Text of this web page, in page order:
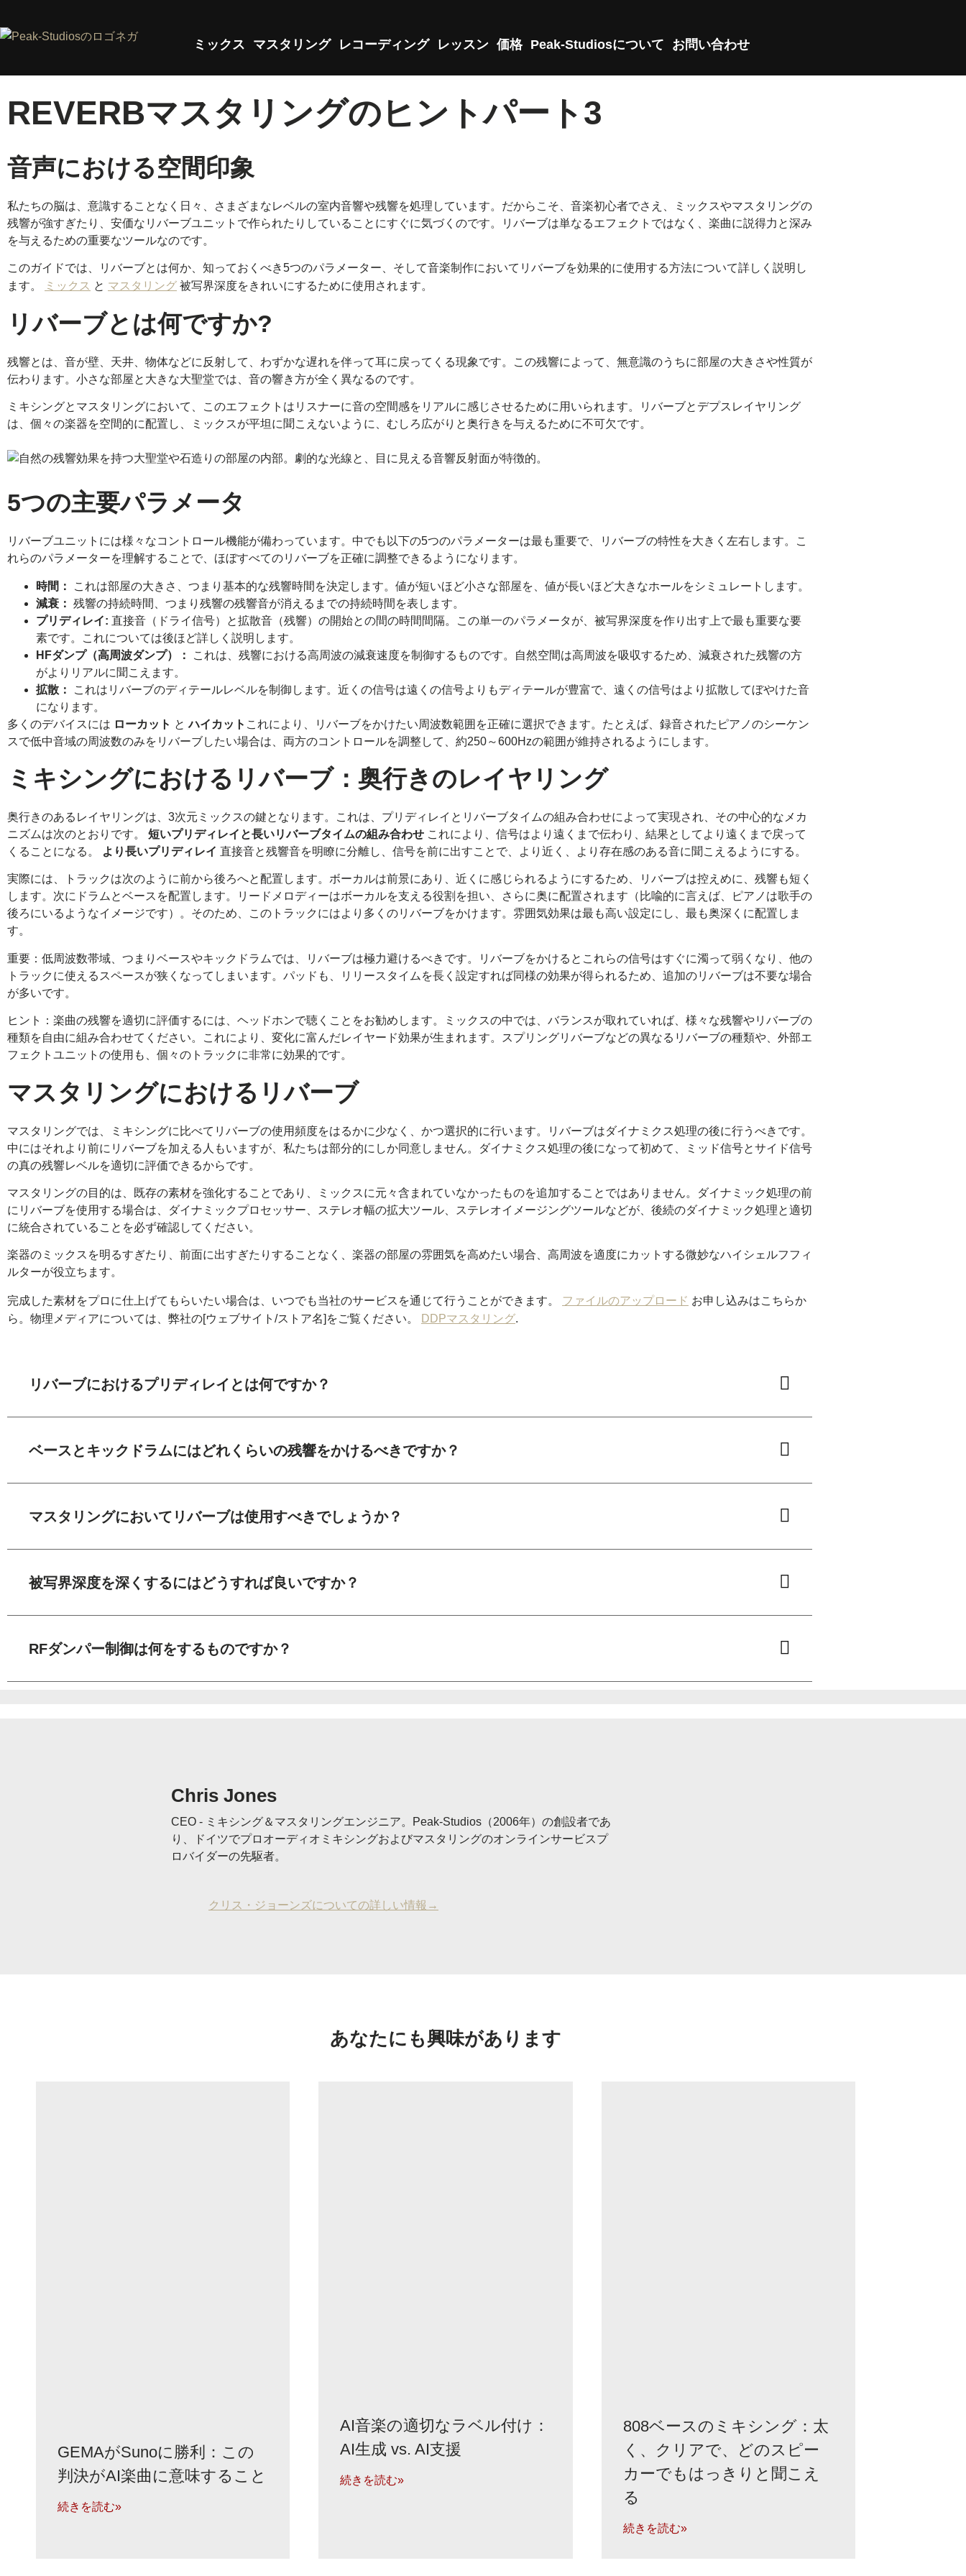
ミックス マスタリング レコーディング レッスン 価格 Peak-Studiosについて お問い合わせ
REVERBマスタリングのヒントパート3
音声における空間印象
私たちの脳は、意識することなく日々、さまざまなレベルの室内音響や残響を処理しています。だからこそ、音楽初心者でさえ、ミックスやマスタリングの
残響が強すぎたり、安価なリバーブユニットで作られたりしていることにすぐに気づくのです。リバーブは単なるエフェクトではなく、楽曲に説得力と深み
を与えるための重要なツールなのです。
このガイドでは、リバーブとは何か、知っておくべき5つのパラメーター、そして音楽制作においてリバーブを効果的に使用する方法について詳しく説明し
ます。
ミックス と マスタリング 被写界深度をきれいにするために使用されます。
リバーブとは何ですか?
残響とは、音が壁、天井、物体などに反射して、わずかな遅れを伴って耳に戻ってくる現象です。この残響によって、無意識のうちに部屋の大きさや性質が
伝わります。小さな部屋と大きな大聖堂では、音の響き方が全く異なるのです。
ミキシングとマスタリングにおいて、このエフェクトはリスナーに音の空間感をリアルに感じさせるために用いられます。リバーブとデプスレイヤリング
は、個々の楽器を空間的に配置し、ミックスが平坦に聞こえないように、むしろ広がりと奥行きを与えるために不可欠です。
5つの主要パラメータ
リバーブユニットには様々なコントロール機能が備わっています。中でも以下の5つのパラメーターは最も重要で、リバーブの特性を大きく左右します。こ
れらのパラメーターを理解することで、ほぼすべてのリバーブを正確に調整できるようになります。
時間：
これは部屋の大きさ、つまり基本的な残響時間を決定します。値が短いほど小さな部屋を、値が長いほど大きなホールをシミュレートします。
減衰： 残響の持続時間、つまり残響の残響音が消えるまでの持続時間を表します。
プリディレイ: 直接音（ドライ信号）と拡散音（残響）の開始との間の時間間隔。この単一のパラメータが、被写界深度を作り出す上で最も重要な要
素です。これについては後ほど詳しく説明します。
HFダンプ（高周波ダンプ）：
これは、残響における高周波の減衰速度を制御するものです。自然空間は高周波を吸収するため、減衰された残響の方
がよりリアルに聞こえます。
拡散：
これはリバーブのディテールレベルを制御します。近くの信号は遠くの信号よりもディテールが豊富で、遠くの信号はより拡散してぼやけた音
になります。
多くのデバイスには ローカット とハイカット これにより、リバーブをかけたい周波数範囲を正確に選択できます。たとえば、録音されたピアノのシーケン
スで低中音域の周波数のみをリバーブしたい場合は、両方のコントロールを調整して、約250～600Hzの範囲が維持されるようにします。
ミキシングにおけるリバーブ：奥行きのレイヤリング
奥行きのあるレイヤリングは、3次元ミックスの鍵となります。これは、プリディレイとリバーブタイムの組み合わせによって実現され、その中心的なメカ
ニズムは次のとおりです。 短いプリディレイと長いリバーブタイムの組み合わせ これにより、信号はより遠くまで伝わり、結果としてより遠くまで戻って
くることになる。
より長いプリディレイ 直接音と残響音を明瞭に分離し、信号を前に出すことで、より近く、より存在感のある音に聞こえるようにする。
実際には、トラックは次のように前から後ろへと配置します。ボーカルは前景にあり、近くに感じられるようにするため、リバーブは控えめに、残響も短く
します。次にドラムとベースを配置します。リードメロディーはボーカルを支える役割を担い、さらに奥に配置されます（比喩的に言えば、ピアノは歌手の
後ろにいるようなイメージです）。そのため、このトラックにはより多くのリバーブをかけます。雰囲気効果は最も高い設定にし、最も奥深くに配置しま
す。
重要：低周波数帯域、つまりベースやキックドラムでは、リバーブは極力避けるべきです。リバーブをかけるとこれらの信号はすぐに濁って弱くなり、他の
トラックに使えるスペースが狭くなってしまいます。パッドも、リリースタイムを長く設定すれば同様の効果が得られるため、追加のリバーブは不要な場合
が多いです。
ヒント：楽曲の残響を適切に評価するには、ヘッドホンで聴くことをお勧めします。ミックスの中では、バランスが取れていれば、様々な残響やリバーブの
種類を自由に組み合わせてください。これにより、変化に富んだレイヤード効果が生まれます。スプリングリバーブなどの異なるリバーブの種類や、外部エ
フェクトユニットの使用も、個々のトラックに非常に効果的です。
マスタリングにおけるリバーブ
マスタリングでは、ミキシングに比べてリバーブの使用頻度をはるかに少なく、かつ選択的に行います。リバーブはダイナミクス処理の後に行うべきです。
中にはそれより前にリバーブを加える人もいますが、私たちは部分的にしか同意しません。ダイナミクス処理の後になって初めて、ミッド信号とサイド信号
の真の残響レベルを適切に評価できるからです。
マスタリングの目的は、既存の素材を強化することであり、ミックスに元々含まれていなかったものを追加することではありません。ダイナミック処理の前
にリバーブを使用する場合は、ダイナミックプロセッサー、ステレオ幅の拡大ツール、ステレオイメージングツールなどが、後続のダイナミック処理と適切
に統合されていることを必ず確認してください。
楽器のミックスを明るすぎたり、前面に出すぎたりすることなく、楽器の部屋の雰囲気を高めたい場合、高周波を適度にカットする微妙なハイシェルフフィ
ルターが役立ちます。
完成した素材をプロに仕上げてもらいたい場合は、いつでも当社のサービスを通じて行うことができます。 ファイルのアップロード お申し込みはこちらか
ら。物理メディアについては、弊社の[ウェブサイト/ストア名]をご覧ください。
DDPマスタリング.
リバーブにおけるプリディレイとは何ですか？
ベースとキックドラムにはどれくらいの残響をかけるべきですか？
マスタリングにおいてリバーブは使用すべきでしょうか？
被写界深度を深くするにはどうすれば良いですか？
RFダンパー制御は何をするものですか？
Chris Jones
CEO - ミキシング＆マスタリングエンジニア。Peak-Studios（2006年）の創設者であ
り、ドイツでプロオーディオミキシングおよびマスタリングのオンラインサービスプ
ロバイダーの先駆者。
クリス・ジョーンズについての詳しい情報→
あなたにも興味があります
GEMAがSunoに勝利：この
判決がAI楽曲に意味すること
続きを読む»
AI音楽の適切なラベル付け：
AI生成 vs. AI支援
続きを読む»
808ベースのミキシング：太
く、クリアで、どのスピー
カーでもはっきりと聞こえ
る
続きを読む»